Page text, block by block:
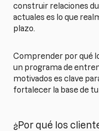
construir relaciones
actuales es lo que
plazo.
Comprender por qué
un programa de
motivados es clave
fortalecer la base de
¿Por qué los